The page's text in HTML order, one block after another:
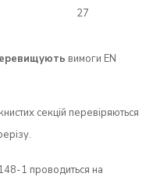
27
вимоги EN
секцій перевіряються
1 проводиться на